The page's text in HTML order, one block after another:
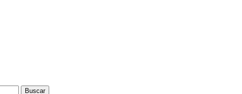
Buscar